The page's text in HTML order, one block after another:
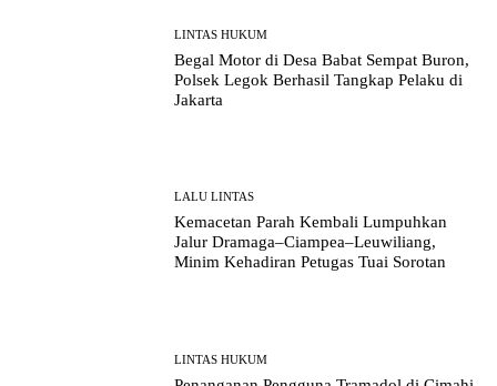
LINTAS HUKUM
Begal Motor di Desa Babat Sempat Buron,
Polsek Legok Berhasil Tangkap Pelaku di
Jakarta
LALU LINTAS
Kemacetan Parah Kembali Lumpuhkan
Jalur Dramaga–Ciampea–Leuwiliang,
Minim Kehadiran Petugas Tuai Sorotan
LINTAS HUKUM